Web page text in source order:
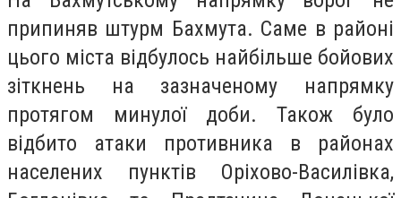
припиняв штурм Бахмута. Саме в районі
цього міста відбулось найбільше бойових
зіткнень на зазначеному напрямку
протягом минулої доби. Також було
відбито атаки противника в районах
населених пунктів Оріхово-Василівка,